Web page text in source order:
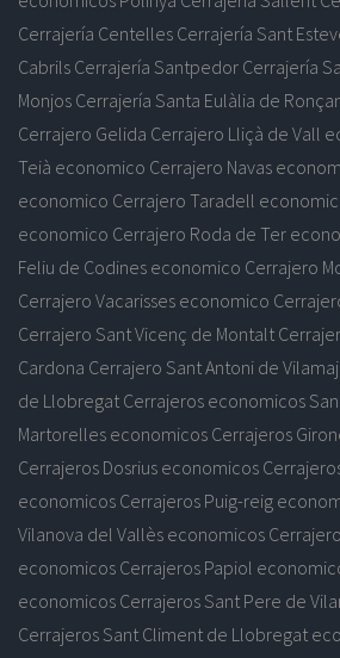
Cerrajería Centelles Cerrajería Sant
Cabrils Cerrajería Santpedor Cerrajería
Monjos Cerrajería Santa Eulàlia de
Cerrajero Gelida Cerrajero Lliçà de Vall
Teià economico Cerrajero Navas
economico Cerrajero Taradell
economico Cerrajero Roda de Ter
Feliu de Codines economico Cerrajero
Cerrajero Vacarisses economico
Cerrajero Sant Vicenç de Montalt
Cardona Cerrajero Sant Antoni de
de Llobregat Cerrajeros economicos
Martorelles economicos Cerrajeros
Cerrajeros Dosrius economicos
economicos Cerrajeros Puig-reig
Vilanova del Vallès economicos
economicos Cerrajeros Papiol
economicos Cerrajeros Sant Pere de
Cerrajeros Sant Climent de Llobregat